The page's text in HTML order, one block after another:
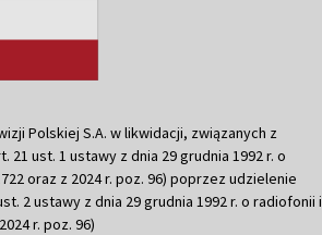
Polskiej S.A. w likwidacji, związanych z
ust. 1 ustawy z dnia 29 grudnia 1992 r. o
oraz z 2024 r. poz. 96) poprzez udzielenie
2 ustawy z dnia 29 grudnia 1992 r. o radiofonii i
r. poz. 96)